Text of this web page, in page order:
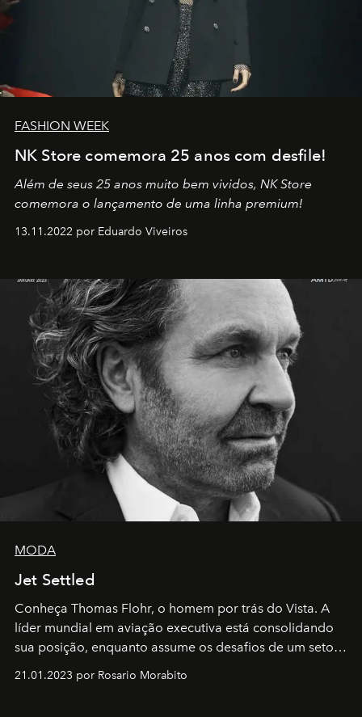
FASHION WEEK
NK Store comemora 25 anos com desfile!
Além de seus 25 anos muito bem vividos, NK Store
comemora o lançamento de uma linha premium!
13.11.2022 por Eduardo Viveiros
MODA
Jet Settled
Conheça Thomas Flohr, o homem por trás do Vista. A
líder mundial em aviação executiva está consolidando
sua posição, enquanto assume os desafios de um setor
em rápida evolução e redefinindo o conceito de luxo
21.01.2023 por Rosario Morabito